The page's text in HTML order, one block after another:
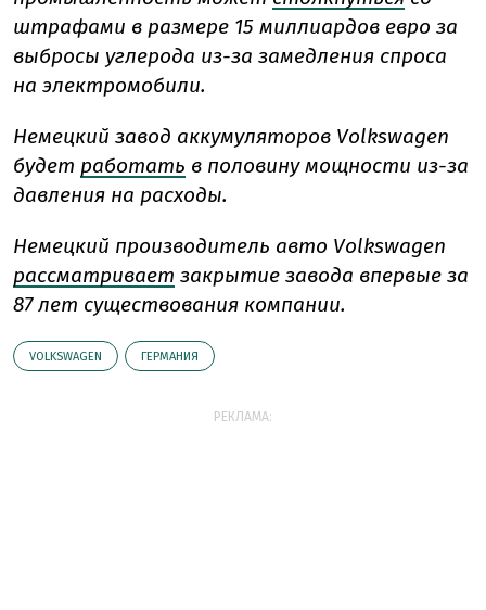
штрафами в размере 15 миллиардов евро за
выбросы углерода из-за замедления спроса
на электромобили.
Немецкий завод аккумуляторов Volkswagen
будет работать в половину мощности из-за
давления на расходы.
Немецкий производитель авто Volkswagen
рассматривает закрытие завода впервые за
87 лет существования компании.
VOLKSWAGEN ГЕРМАНИЯ
РЕКЛАМА: